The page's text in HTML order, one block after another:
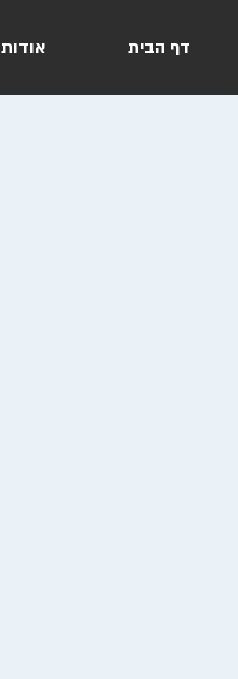
דף הבית אודות